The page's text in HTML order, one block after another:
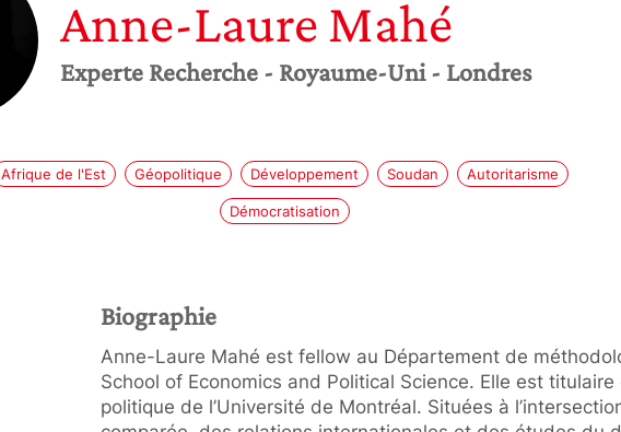
Anne-Laure Mahé
Experte Recherche - Royaume-Uni - Londres
Afrique de l'Est Géopolitique Développement Soudan Autoritarisme
Démocratisation
Biographie
Anne-Laure Mahé est fellow au Département de
School of Economics and Political Science. Elle est titulaire
politique de l’Université de Montréal. Situées à